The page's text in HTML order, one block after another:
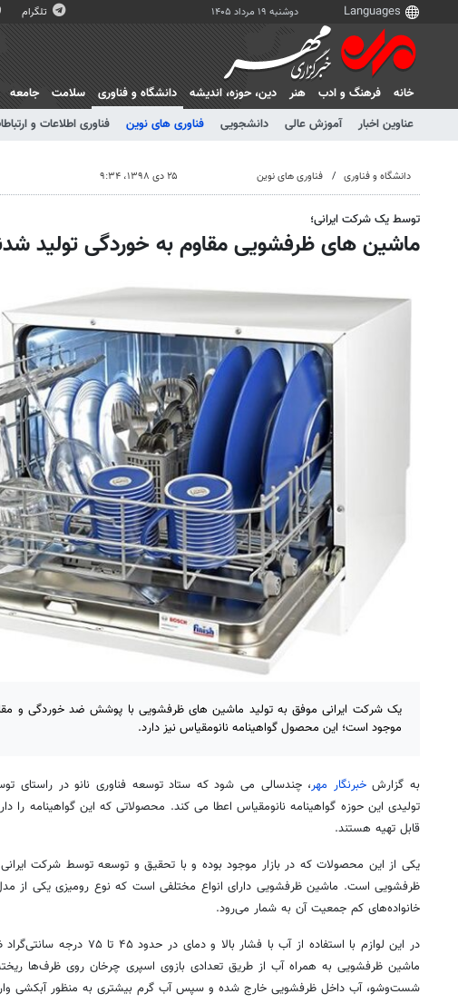
دوشنبه ۱۹ مرداد ۱۴۰۵ تلگرام
خانه فرهنگ و ادب هنر دين، حوزه، انديشه
دانشگاه و فناوری
عناوین اخبار
آموزش عالی دانشجویی فناوری های نوین فناوری اطلاعات و
سلامت جامعه
دانشگاه و فناوری فناوری های نوین ۲۵ دی ۱۳۹۸، ۹:۳۴
توسط یک شرکت ایرانی؛
ماشین های ظرفشویی مقاوم به خوردگی تولید
یک شرکت ایرانی موفق به تولید ماشین های ظرفشویی با پوشش ضد خوردگی و
موجود است؛ این محصول گواهینامه نانومقیاس نیز دارد.
به گزارشخبرنگار مهر، چندسالی می شود که ستاد توسعه فناوری نانو در راستای
تولیدی این حوزه گواهینامه نانومقیاس اعطا می کند. محصولاتی که این گواهینامه را
قابل تهیه هستند.
یکی از این محصولات که در بازار موجود بوده و با تحقیق و توسعه توسط شرکت
ظرفشویی است. ماشین ظرفشویی دارای انواع مختلفی است که نوع رومیزی یکی از
خانواده‌های کم جمعیت آن به شمار می‌رود.
در این لوازم با استفاده از آب با
ماشین ظرفشویی به همراه آب از طریق تعدادی بازوی اسپری چرخان روی ظرف‌ها
شست‌وشو، آب داخل ظرفشویی خارج شده و سپس آب گرم بیشتری به منظور آبکشی